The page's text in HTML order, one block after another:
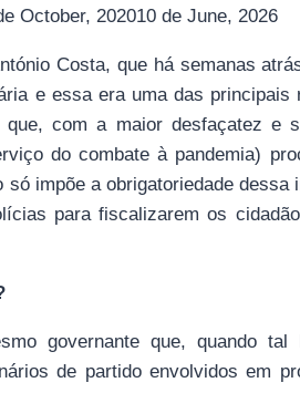
October, 202010 de June, 2026
Costa, que há semanas
e essa era uma das
com a maior desfaçatez e
do combate à pandemia)
só impõe a obrigatoriedade
para fiscalizarem os
governante que, quando
de partido envolvidos em